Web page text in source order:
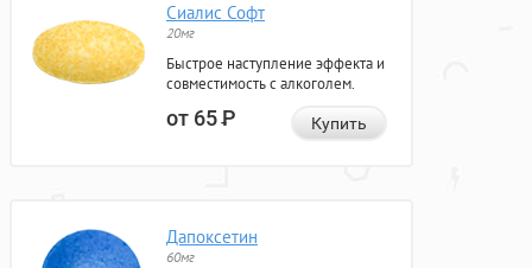
Сиалис Софт
20мг
Быстрое наступление эффекта и
совместимость с алкоголем.
от 65Р Купить
Дапоксетин
60мг